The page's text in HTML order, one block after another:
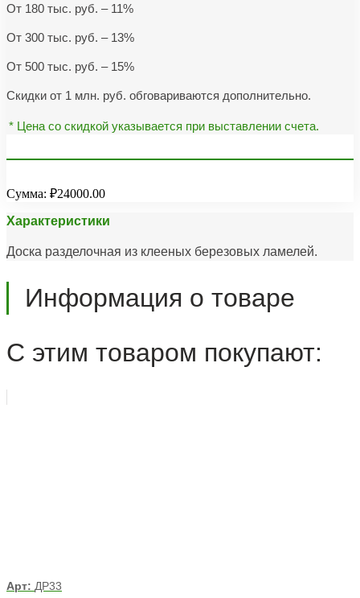
От 180 тыс. руб. – 11%
От 300 тыс. руб. – 13%
От 500 тыс. руб. – 15%
Скидки от 1 млн. руб. обговариваются дополнительно.
* Цена со скидкой указывается при выставлении счета.
Сумма: ₽24000.00
Характеристики
Доска разделочная из клееных березовых ламелей.
Информация о товаре
С этим товаром покупают:
Арт: ДР33